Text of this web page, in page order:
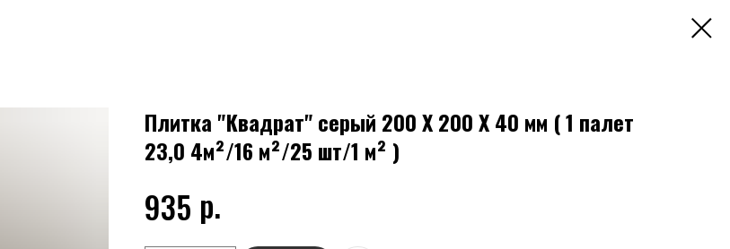
Плитка "Квадрат" серый 200 Х 200 Х 40 мм ( 1 палет
23,0 4м²/16 м²/25 шт/1 м² )
935 р.